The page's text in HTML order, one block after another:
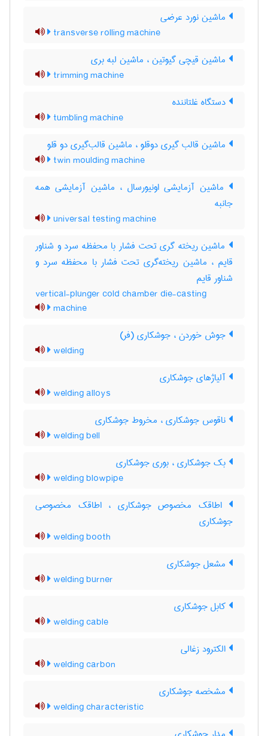
ماشین نورد عرضی
transverse rolling machine
ماشین قیچی گیوتین ، ماشین لبه بری
trimming machine
دستگاه غلتاننده
tumbling machine
ماشین قالب گیری دوقلو ، ماشین قالب‌گیری دو قلو
twin moulding machine
ماشین آزمایشی اونیورسال ، ماشین آزمایشی همه
جانبه
universal testing machine
ماشین ریخته گری تحت فشار با محفظه سرد و شناور
قایم ، ماشین ریخته‌گری تحت فشار با محفظه سرد و
شناور قایم
vertical-plunger cold chamber die-casting
machine
جوش خوردن ، جوشکاری (فر)
welding
آلیاژهای جوشکاری
welding alloys
ناقوس جوشکاری ، مخروط جوشکاری
welding bell
بک جوشکاری ، بوری جوشکاری
welding blowpipe
اطاقک مخصوص جوشکاری ، اطاقک مخصوصی
جوشکاری
welding booth
مشعل جوشکاری
welding burner
کابل جوشکاری
welding cable
الکترود زغالی
welding carbon
مشخصه جوشکاری
welding characteristic